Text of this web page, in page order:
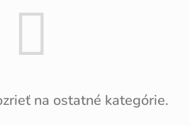
na ostatné kategórie.